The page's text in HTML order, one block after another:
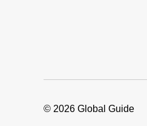
© 2026 Global Guide